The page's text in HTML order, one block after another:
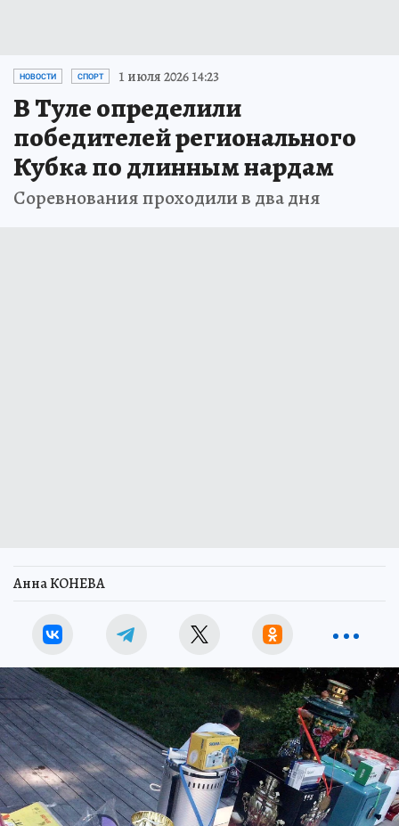
НОВОСТИ СПОРТ 1 июля 2026 14:23
В Туле определили
победителей регионального
Кубка по длинным нардам
Соревнования проходили в два дня
Анна КОНЕВА